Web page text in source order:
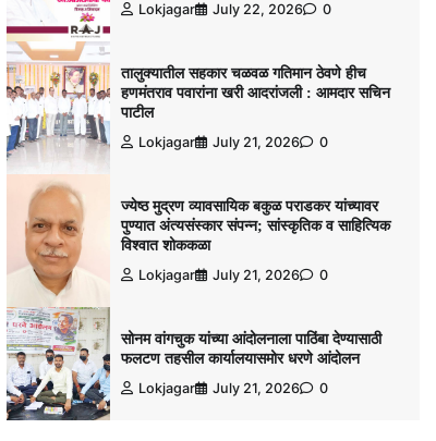
Lokjagar July 22, 2026 0
तालुक्यातील सहकार चळवळ गतिमान ठेवणे हीच
हणमंतराव पवारांना खरी आदरांजली : आमदार सचिन
पाटील
Lokjagar July 21, 2026 0
ज्येष्ठ मुद्रण व्यावसायिक बकुळ पराडकर यांच्यावर
पुण्यात अंत्यसंस्कार संपन्न; सांस्कृतिक व साहित्यिक
विश्‍वात शोककळा
Lokjagar July 21, 2026 0
सोनम वांगचुक यांच्या आंदोलनाला पाठिंबा देण्यासाठी
फलटण तहसील कार्यालयासमोर धरणे आंदोलन
Lokjagar July 21, 2026 0